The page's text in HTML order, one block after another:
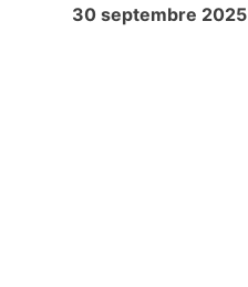
30 septembre 2025